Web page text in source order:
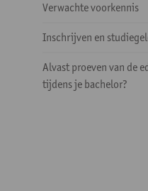
Verwachte voorkennis
Inschrijven en
Alvast proeven van de
tijdens je bachelor?